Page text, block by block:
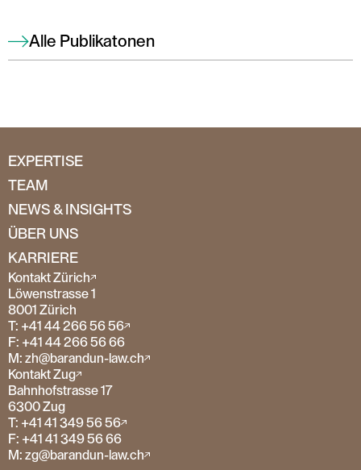
Alle Publikatonen
EXPERTISE
TEAM
NEWS & INSIGHTS
ÜBER UNS
KARRIERE
Kontakt Zürich
Löwenstrasse 1
8001 Zürich
T: +41 44 266 56 56
F: +41 44 266 56 66
M: zh@barandun-law.ch
Kontakt Zug
Bahnhofstrasse 17
6300 Zug
T: +41 41 349 56 56
F: +41 41 349 56 66
M: zg@barandun-law.ch